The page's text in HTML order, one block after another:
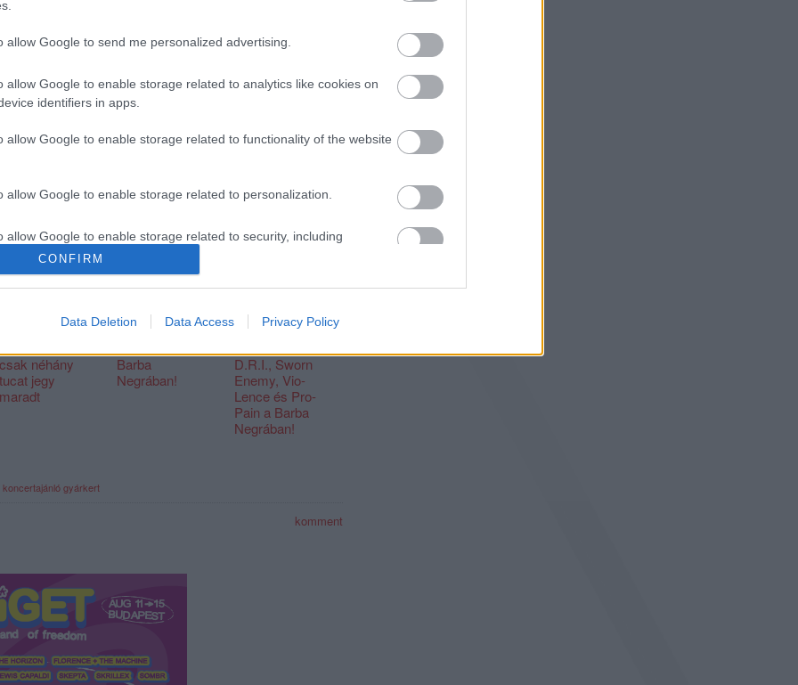
allow Google to send me personalized advertising.
allow Google to enable storage related to analytics like cookies on
identifiers in apps.
allow Google to enable storage related to functionality of the website
allow Google to enable storage related to personalization.
allow Google to enable storage related to security, including
functionality and fraud prevention, and other user protection.
CONFIRM
Data Deletion Data Access Privacy Policy
Halott Pénz
a chill-out és lounge színtér egyik legjelentősebb
szeptember 12-én egy kiemelkedő záróeseménnyel ér
oldalon:
Recorder a Facebookon. Még több Recorder, ott, igen.
Hamarosan
Budapesten a
csak néhány
tucat jegy
maradt
Csütörtökön az
újjáéledt
Barba
Negrában!
Vasárnap
Biohazard,
D.R.I., Sworn
Enemy, Vio-
Lence és Pro-
Pain a Barba
Negrában!
koncertajánlógyárkert
komment